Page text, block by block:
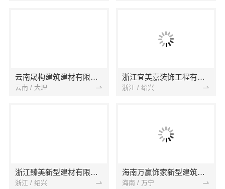
云南晟构建筑建材有限公司
云南 / 大理
浙江宜美嘉装饰工程有限公司
浙江 / 绍兴
浙江臻美新型建材有限公司
浙江 / 绍兴
海南万赢饰家新型建筑材料有限公司
海南 / 万宁